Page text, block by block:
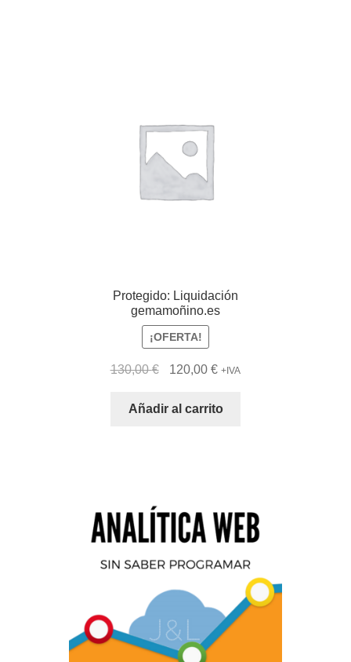
Protegido: Liquidación
gemamoñino.es
¡OFERTA!
130,00€
El
original
120,00€El
actual
+IVA
Añadir al carrito